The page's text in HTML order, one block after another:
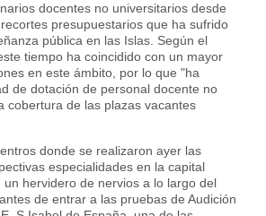
docentes no universitarios desde
presupuestarios que ha sufrido
pública en las Islas. Según el
tiempo ha coincidido con un mayor
en este ámbito, por lo que "ha
de dotación de personal docente no
cobertura de las plazas vacantes
donde se realizaron ayer las
especialidades en la capital
hervidero de nervios a lo largo del
de entrar a las pruebas de Audición